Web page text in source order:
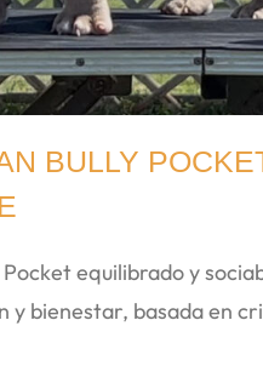
BULLY
equilibrado y
y bienestar, basada en